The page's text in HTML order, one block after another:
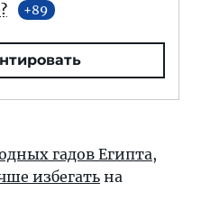
89
гадов Египта,
избегать на